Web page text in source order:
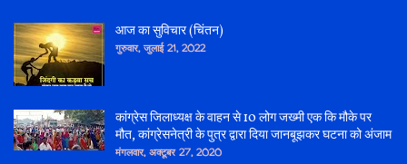
आज का सुविचार (चिंतन)
गुरुवार, जुलाई 21, 2022
कांग्रेस जिलाध्यक्ष के वाहन से 10 लोग जख्मी एक कि मौके पर
मौत, कांग्रेसनेत्री के पुत्र द्वारा दिया जानबूझकर घटना को अंजाम
मंगलवार, अक्टूबर 27, 2020